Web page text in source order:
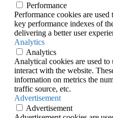
Performance
Performance cookies are
key performance indexes of
delivering a better user
Analytics
Analytics
Analytical cookies are used
interact with the website.
information on metrics the
traffic source, etc.
Advertisement
Advertisement